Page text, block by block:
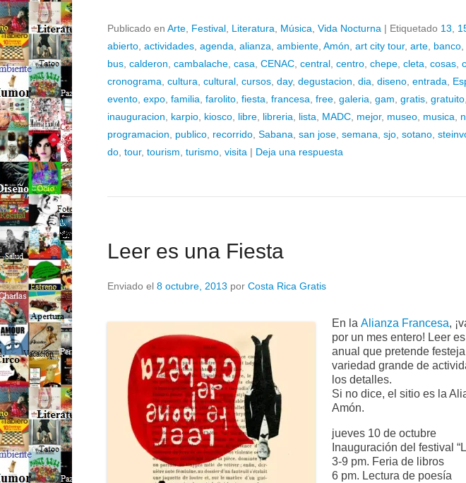
Publicado en Arte Festival Literatura Música Vida Nocturna | Etiquetado 13
abierto actividades agenda alianza ambiente Amón art city tour, arte banco
bus calderon cambalache casa CENAC central centro chepe cleta cosas
cronograma cultura cultural cursos day, degustacion dia diseno entrada
evento expo familia farolito fiesta francesa free galeria gam gratis gratuito
inauguracion
karpio kiosco libre libreria lista MADC mejor, museo musica
programacion
publico recorrido Sabana san jose semana sjo sotano
do tour, tourism turismo visita | Deja una respuesta
Leer es una Fiesta
Enviado el 8 octubre, 2013 por Costa Rica Gratis
En la Alianza Francesa,
por un mes entero! Leer
anual que pretende
variedad grande de
los detalles.
Si no dice, el sitio es la
Amón.
jueves 10 de octubre
Inauguración del festival
3-9 pm. Feria de libros
6 pm. Lectura de poesía